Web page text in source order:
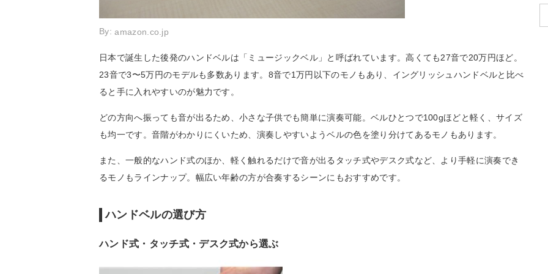
By:amazon.co.jp
日本で誕生した後発のハンドベルは「ミュージックベル」と呼ばれています。高くても27音で20万円ほど。
23音で3〜5万円のモデルも多数あります。8音で1万円以下のモノもあり、イングリッシュハンドベルと比べ
ると手に入れやすいのが魅力です。
どの方向へ振っても音が出るため、小さな子供でも簡単に演奏可能。ベルひとつで100gほどと軽く、サイズ
も均一です。音階がわかりにくいため、演奏しやすいようベルの色を塗り分けてあるモノもあります。
また、一般的なハンド式のほか、軽く触れるだけで音が出るタッチ式やデスク式など、より手軽に演奏でき
るモノもラインナップ。幅広い年齢の方が合奏するシーンにもおすすめです。
ハンドベルの選び方
ハンド式・タッチ式・デスク式から選ぶ